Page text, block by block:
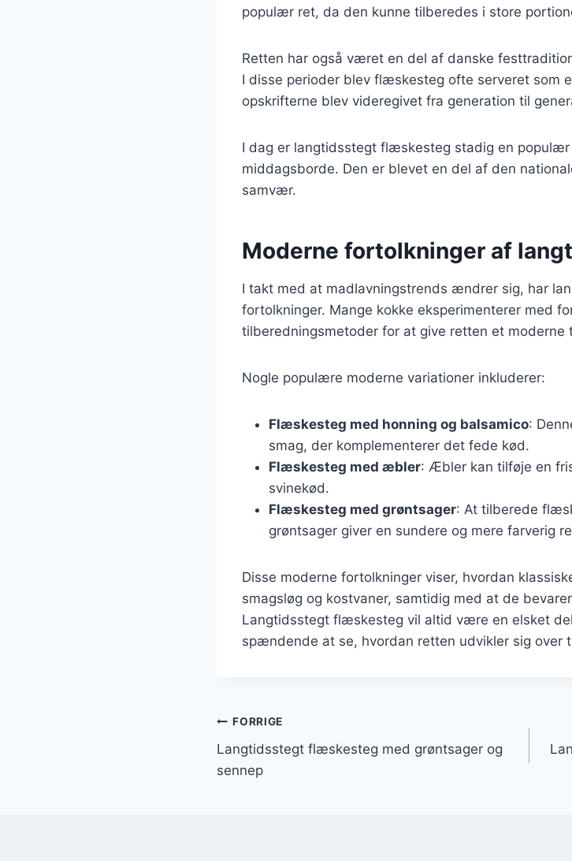
populær ret, da den kunne tilberedes i store
Retten har også været en del af danske
I disse perioder blev flæskesteg ofte serveret som
opskrifterne blev videregivet fra generation til
I dag er langtidsstegt flæskesteg stadig en
middagsborde. Den er blevet en del af den
samvær.
Moderne fortolkninger af
I takt med at madlavningstrends ændrer sig, har
fortolkninger. Mange kokke eksperimenterer med
tilberedningsmetoder for at give retten et moderne
Nogle populære moderne variationer inkluderer:
Flæskesteg med honning og balsamico:
smag, der komplementerer det fede kød.
Flæskesteg med æbler: Æbler kan tilføje en
svinekød.
Flæskesteg med grøntsager: At tilberede
grøntsager giver en sundere og mere farverig
Disse moderne fortolkninger viser, hvordan
smagsløg og kostvaner, samtidig med at de
Langtidsstegt flæskesteg vil altid være en elsket
spændende at se, hvordan retten udvikler sig over
Indlægsnavigation
FORRIGE
Langtidsstegt flæskesteg med grøntsager og
sennep